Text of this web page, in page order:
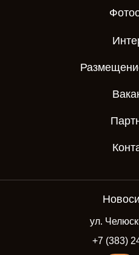
ул.
+7 (383)